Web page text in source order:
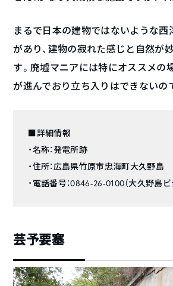
まるで日本の建物ではないような西
があり、建物の寂れた感じと自然が
す。廃墟マニアには特にオススメの
が進んでおり立ち入りはできないの
■詳細情報
・名称：発電所跡
・住所：広島県竹原市忠海町大久野島
・電話番号：0846-26-0100（大久野島
芸予要塞